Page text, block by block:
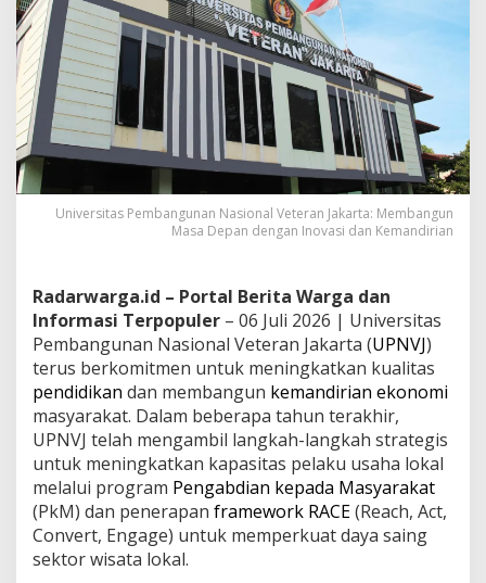
Universitas Pembangunan Nasional Veteran Jakarta: Membangun
Masa Depan dengan Inovasi dan Kemandirian
Radarwarga.id – Portal Berita Warga dan
Informasi Terpopuler – 06 Juli 2026 | Universitas
Pembangunan Nasional Veteran Jakarta (UPNVJ)
terus berkomitmen untuk meningkatkan kualitas
pendidikan dan membangun kemandirian ekonomi
masyarakat. Dalam beberapa tahun terakhir,
UPNVJ telah mengambil langkah-langkah strategis
untuk meningkatkan kapasitas pelaku usaha lokal
melalui program Pengabdian kepada Masyarakat
(PkM) dan penerapan framework RACE(Reach, Act,
Convert, Engage) untuk memperkuat daya saing
sektor wisata lokal.